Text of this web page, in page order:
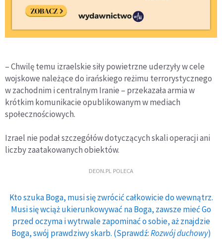
– Chwilę temu izraelskie siły powietrzne uderzyły w cele
wojskowe należące do irańskiego reżimu terrorystycznego
w zachodnim i centralnym Iranie – przekazała armia w
krótkim komunikacie opublikowanym w mediach
społecznościowych.
Izrael nie podał szczegółów dotyczących skali operacji ani
liczby zaatakowanych obiektów.
DEON.PL POLECA
Kto szuka Boga, musi się zwrócić całkowicie do wewnątrz.
Musi się wciąż ukierunkowywać na Boga, zawsze mieć Go
przed oczyma i wytrwale zapominać o sobie, aż znajdzie
Boga, swój prawdziwy skarb. (Sprawdź:Rozwój duchowy)